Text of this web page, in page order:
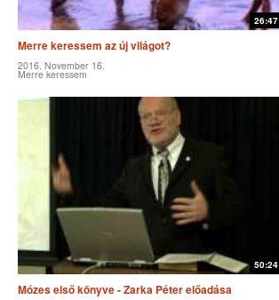
26:47
Merre keressem az új világot?
2016. November 16.
Merre keressem
50:24
Mózes első könyve - Zarka Péter előadása